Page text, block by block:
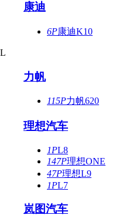
康迪
6P康迪K10
L
力帆
115P力帆620
理想汽车
1PL8
147P理想ONE
47P理想L9
1PL7
岚图汽车